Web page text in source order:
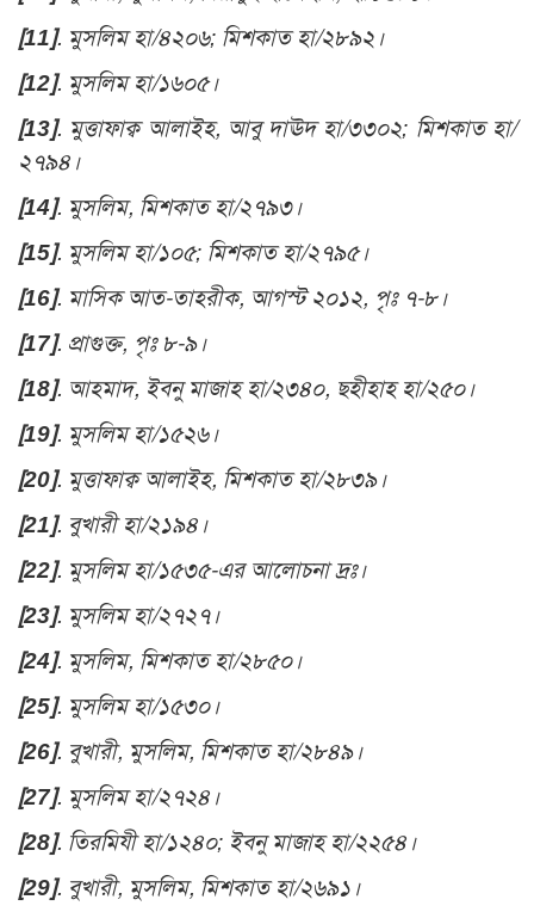
[11]. মুসলিম হা/৪২০৬; মিশকাত হা/২৮৯২।
[12]. মুসলিম হা/১৬০৫।
[13]. মুত্তাফাক্ব আলাইহ, আবু দাঊদ হা/৩৩০২; মিশকাত হা/
২৭৯৪।
[14]. মুসলিম, মিশকাত হা/২৭৯৩।
[15]. মুসলিম হা/১০৫; মিশকাত হা/২৭৯৫।
[16]. মাসিক আত-তাহরীক, আগস্ট ২০১২, পৃঃ ৭-৮।
[17]. প্রাগুক্ত, পৃঃ ৮-৯।
[18]. আহমাদ, ইবনু মাজাহ হা/২৩৪০, ছহীহাহ হা/২৫০।
[19]. মুসলিম হা/১৫২৬।
[20]. মুত্তাফাক্ব আলাইহ, মিশকাত হা/২৮৩৯।
[21]. বুখারী হা/২১৯৪।
[22]. মুসলিম হা/১৫৩৫-এর আলোচনা দ্রঃ।
[23]. মুসলিম হা/২৭২৭।
[24]. মুসলিম, মিশকাত হা/২৮৫০।
[25]. মুসলিম হা/১৫৩০।
[26]. বুখারী, মুসলিম, মিশকাত হা/২৮৪৯।
[27]. মুসলিম হা/২৭২৪।
[28]. তিরমিযী হা/১২৪০; ইবনু মাজাহ হা/২২৫৪।
[29]. বুখারী, মুসলিম, মিশকাত হা/২৬৯১।